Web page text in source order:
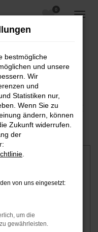
0
nicht
bestmögliche
und unsere
Wir
und
Statistiken nur,
Wenn Sie zu
ändern, können
Zukunft widerrufen.
der
von uns eingesetzt:
um die
gewährleisten.